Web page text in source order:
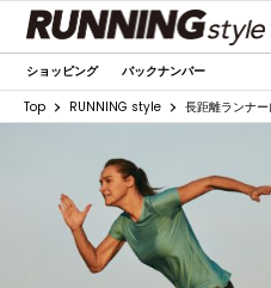
ショッピング バックナンバー
Top RUNNING style 長距離ランナ